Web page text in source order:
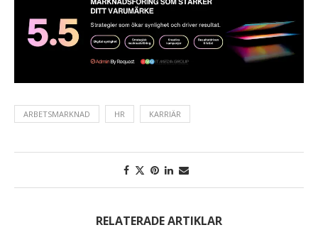
ARBETSMARKNAD HR KARRIÄR
RELATERADE ARTIKLAR